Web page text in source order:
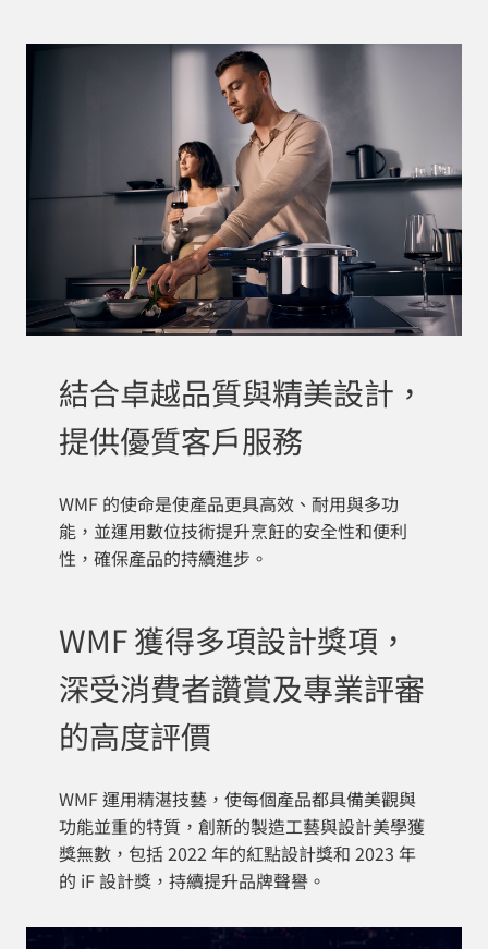
結合卓越品質與精美設計，
提供優質客戶服務
WMF 的使命是使產品更具高效、耐用與多功
能，並運用數位技術提升烹飪的安全性和便利
性，確保產品的持續進步。
WMF 獲得多項設計獎項，
深受消費者讚賞及專業評審
的高度評價
WMF 運用精湛技藝，使每個產品都具備美觀與
功能並重的特質，創新的製造工藝與設計美學獲
獎無數，包括 2022 年的紅點設計獎和 2023 年
的 iF 設計獎，持續提升品牌聲譽。